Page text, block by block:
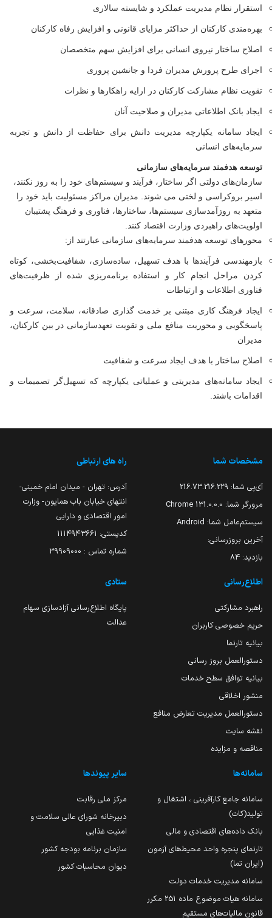
استقرار نظام مدیریت عملکرد و شایسته سالاری
بهره‌مندی کارکنان از حداکثر مزایای قانونی و افزایش رفاه کارکنان
اصلاح ساختار نیروی انسانی برای افزایش سهم متخصصان
اجرای طرح پرورش مدیران فردا و جانشین پروری
تقویت نظام مشارکت کارکنان در ارایه راهکارها و نظرات
ایجاد بانک اطلاعاتی مدیران و صلاحیت آنان
ایجاد سامانه یکپارچه مدیریت دانش برای حفاظت از دانش و تجربه
سرمایه‌های انسانی
توسعه هدفمند سرمایه‌های سازمانی
سازمان‌های دولتی اگر ساختار، فرآیند و سیستم‌های خود را به روز نکنند،
اسیر بروکراسی و لختی می شوند. مدیران مراکز مسئولیت باید خود را
متعهد به روزآمدسازی سیستم‌ها، ساختارها، فناوری و فرهنگ پشتیبان
اولویت‌های راهبردی وزارت اقتصاد کنند.
محورهای توسعه هدفمند سرمایه‌های سازمانی عبارتند از:
بازمهندسی فرآیندها با هدف تسهیل، ساده‌سازی، شفافیت‌بخشی، کوتاه
کردن مراحل انجام کار و استفاده برنامه‌ریزی شده از ظرفیت‌های
فناوری اطلاعات و ارتباطات
ایجاد فرهنگ کاری مبتنی بر خدمت گذاری صادقانه، سلامت، سرعت و
پاسخگویی و محوریت منافع ملی و تقویت تعهدسازمانی در بین کارکنان،
مدیران
اصلاح ساختار با هدف ایجاد سرعت و شفافیت
ایجاد سامانه‌های مدیریتی و عملیاتی یکپارچه که تسهیل‌گر تصمیمات و
اقدامات باشند.
مشخصات شما
آی‌پی شما: 216.73.216.229
مرورگر شما: 131.0.0.0 Chrome
سیستم‌عامل شما: Android
آخرین بروزرسانی:
بازدید: 84
راه های ارتباطی
آدرس: تهران - میدان امام خمینی-
انتهای خیابان باب همایون- وزارت
امور اقتصادی و دارایی
کدپستی: ۱۱۱۴۹۴۳۶۶۱
شماره تماس : 39909000
اطلاع‌رسانی
راهبرد مشارکتی
حریم خصوصی کاربران
بیانیه تارنما
دستورالعمل بروز رسانی
بیانیه توافق سطح خدمات
منشور اخلاقی
دستورالعمل مدیریت تعارض منافع
نقشه سایت
مناقصه و مزایده
ستادی
پایگاه اطلاع‌رسانی آزادسازی سهام
عدالت
سامانه‌ها
سامانه جامع کارآفرینی ، اشتغال و
تولید(کات)
بانک داده‌های اقتصادی و مالی
تارنمای پنجره واحد محیط‌های آزمون
(ایران تما)
سامانه مدیریت خدمات دولت
سامانه هیات موضوع ماده 251 مکرر
قانون مالیات‌های مستقیم
سایر پیوندها
مرکز ملی رقابت
دبیرخانه شورای عالی سلامت و
امنیت غذایی
سازمان برنامه بودجه کشور
دیوان محاسبات کشور